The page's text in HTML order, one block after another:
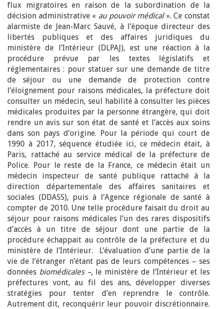
flux migratoires en raison de la subordination de la
décision administrative « au pouvoir médical». Ce constat
alarmiste de Jean-Marc Sauvé, à l’époque directeur des
libertés publiques et des affaires juridiques du
ministère de l’Intérieur (DLPAJ), est une réaction à la
procédure prévue par les textes législatifs et
réglementaires : pour statuer sur une demande de titre
de séjour ou une demande de protection contre
l’éloignement pour raisons médicales, la préfecture doit
consulter un médecin, seul habilité à consulter les pièces
médicales produites par la personne étrangère, qui doit
rendre un avis sur son état de santé et l’accès aux soins
dans son pays d’origine. Pour la période qui court de
1990 à 2017, séquence étudiée ici, ce médecin était, à
Paris, rattaché au service médical de la préfecture de
Police. Pour le reste de la France, ce médecin était un
médecin inspecteur de santé publique rattaché à la
direction départementale des affaires sanitaires et
sociales (DDASS), puis à l’Agence régionale de santé à
compter de 2010. Une telle procédure faisait du droit au
séjour pour raisons médicales l’un des rares dispositifs
d’accès à un titre de séjour dont une partie de la
procédure échappait au contrôle de la préfecture et du
ministère de l’Intérieur. L’évaluation d’une partie de la
vie de l’étranger n’étant pas de leurs compétences – ses
données biomédicales –,le ministère de l’Intérieur et les
préfectures vont, au fil des ans, développer diverses
stratégies pour tenter d’en reprendre le contrôle.
Autrement dit, reconquérir leur pouvoir discrétionnaire.